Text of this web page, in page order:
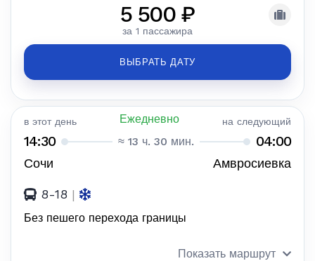
5 500 ₽
за 1 пассажира
ВЫБРАТЬ ДАТУ
в этот день Ежедневно на следующий
14:30 ≈ 13 ч. 30 мин. 04:00
Сочи Амвросиевка
8-18 |
Без пешего перехода границы
Показать маршрут